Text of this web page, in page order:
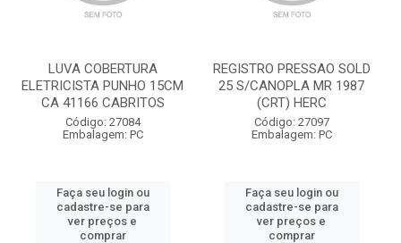
LUVA COBERTURA
ELETRICISTA PUNHO 15CM
CA 41166 CABRITOS
Código: 27084
Embalagem: PC
Faça seu login ou
cadastre-se para
ver preços e
comprar
REGISTRO PRESSAO SOLD
25 S/CANOPLA MR 1987
(CRT) HERC
Código: 27097
Embalagem: PC
Faça seu login ou
cadastre-se para
ver preços e
comprar